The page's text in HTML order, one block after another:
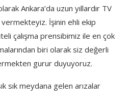
Ankara’da uzun yıllardır TV
İşinin ehli ekip
çalışma prensibimiz ile en çok
biri olarak siz değerli
gurur duyuyoruz.
sık meydana gelen arızalar